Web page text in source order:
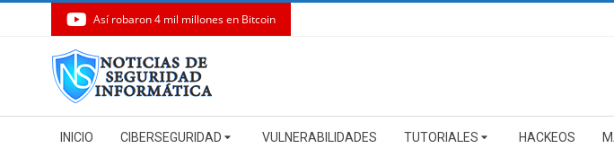
Así robaron 4 mil millones en Bitcoin
Navigation
INICIO CIBERSEGURIDAD VULNERABILIDADES TUTORIALES HACKEOS